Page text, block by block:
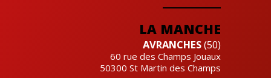
LA MANCHE
AVRANCHES(50)
60 rue des Champs Jouaux
50300 St Martin des Champs